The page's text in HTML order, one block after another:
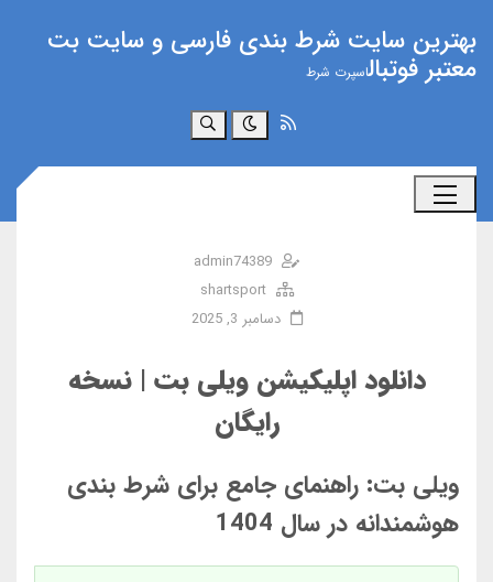
بهترین سایت شرط بندی فارسی و سایت بت
معتبر فوتبالاسپرت شرط
جستجو
admin74389
shartsport
دسامبر 3, 2025
دانلود اپلیکیشن ویلی بت | نسخه
رایگان
ویلی بت: راهنمای جامع برای شرط بندی
هوشمندانه در سال 1404